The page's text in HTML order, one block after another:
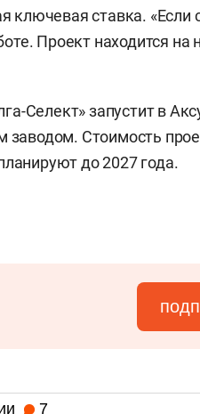
ключевая ставка. «Если
Проект находится на
Селект» запустит в
Стоимость
до 2027 года.
7